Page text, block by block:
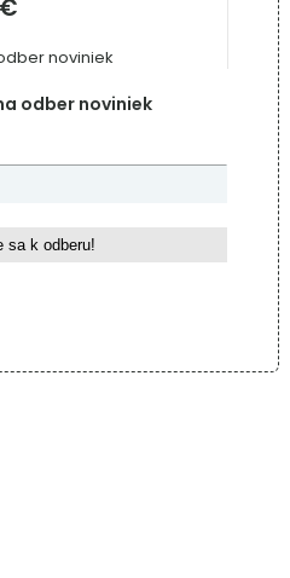
noviniek
odber noviniek